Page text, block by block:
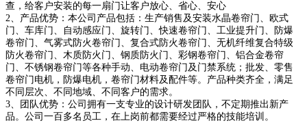
查，给客户安装的每一扇门让客户放心、省心、安心
2、产品优势：本公司产品包括：生产销售及安装水晶卷帘门、欧式
门、车库门、自动感应门、旋转门、快速卷帘门、工业提升门、防爆
卷帘门、气雾式防火卷帘门、复合式防火卷帘门、无机纤维复合特级
防火卷帘门、木质防火门、钢质防火门、彩钢卷帘门、铝合金卷帘
门、不锈钢卷帘门等各种手动、电动卷帘门及门禁系统；批发、零售
卷帘门电机，防爆电机，卷帘门材料及配件等。产品种类齐全，满足
不同层次、不同地域、不同客户的需求。
3、团队优势：公司拥有一支专业的设计研发团队，不定期推出新产
品。公司一百多名员工，在上岗前都需要经过严格的技能培训。